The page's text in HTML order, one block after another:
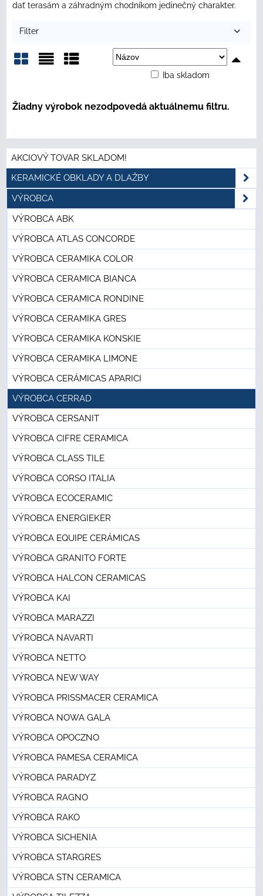
dať terasám a záhradným chodníkom jedinečný charakter.
Filter
Iba skladom
AKCIOVÝ TOVAR SKLADOM!
KERAMICKÉ OBKLADY A DLAŽBY
VÝROBCA
VÝROBCA ABK
VÝROBCA ATLAS CONCORDE
VÝROBCA CERAMIKA COLOR
VÝROBCA CERAMICA BIANCA
VÝROBCA CERAMICA RONDINE
VÝROBCA CERAMIKA GRES
VÝROBCA CERAMIKA KONSKIE
VÝROBCA CERAMIKA LIMONE
VÝROBCA CERÁMICAS APARICI
VÝROBCA CERRAD
VÝROBCA CERSANIT
VÝROBCA CIFRE CERAMICA
VÝROBCA CLASS TILE
VÝROBCA CORSO ITALIA
VÝROBCA ECOCERAMIC
VÝROBCA ENERGIEKER
VÝROBCA EQUIPE CERÁMICAS
VÝROBCA GRANITO FORTE
VÝROBCA HALCON CERAMICAS
VÝROBCA KAI
VÝROBCA MARAZZI
VÝROBCA NAVARTI
VÝROBCA NETTO
VÝROBCA NEW WAY
VÝROBCA PRISSMACER CERAMICA
VÝROBCA NOWA GALA
VÝROBCA OPOCZNO
VÝROBCA PAMESA CERAMICA
VÝROBCA PARADYZ
VÝROBCA RAGNO
VÝROBCA RAKO
VÝROBCA SICHENIA
VÝROBCA STARGRES
VÝROBCA STN CERAMICA